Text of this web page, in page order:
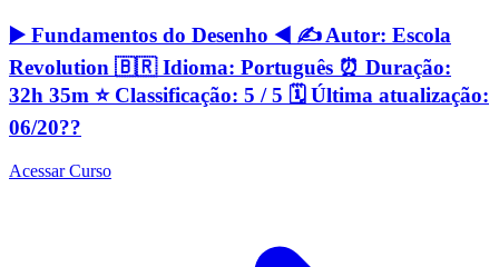
▶️ Fundamentos do Desenho ◀️ ✍️ Autor: Escola
Revolution 🇧🇷 Idioma: Português ⏰ Duração:
32h 35m ⭐️ Classificação: 5 / 5 🗓 Última atualização:
06/20??
Acessar Curso